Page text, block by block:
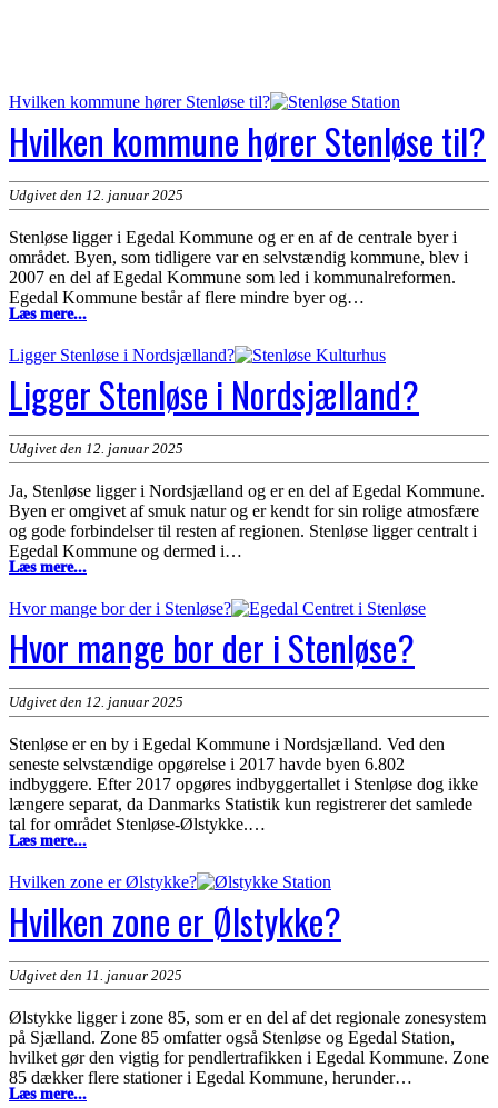
Hvilken kommune hører Stenløse til?
Hvilken kommune hører Stenløse til?
Udgivet den 12. januar 2025
Stenløse ligger i Egedal Kommune og er en af de centrale byer i
området. Byen, som tidligere var en selvstændig kommune, blev i
2007 en del af Egedal Kommune som led i kommunalreformen.
Egedal Kommune består af flere mindre byer og…
Læs mere...Hvilken
hører
Stenløse
til?
Ligger Stenløse i Nordsjælland?
Ligger Stenløse i Nordsjælland?
Udgivet den 12. januar 2025
Ja, Stenløse ligger i Nordsjælland og er en del af Egedal Kommune.
Byen er omgivet af smuk natur og er kendt for sin rolige atmosfære
og gode forbindelser til resten af regionen. Stenløse ligger centralt i
Egedal Kommune og dermed i…
Læs mere...Ligger
i
Nordsjælland?
Hvor mange bor der i Stenløse?
Hvor mange bor der i Stenløse?
Udgivet den 12. januar 2025
Stenløse er en by i Egedal Kommune i Nordsjælland. Ved den
seneste selvstændige opgørelse i 2017 havde byen 6.802
indbyggere. Efter 2017 opgøres indbyggertallet i Stenløse dog ikke
længere separat, da Danmarks Statistik kun registrerer det samlede
tal for området Stenløse-Ølstykke.…
Læs mere...Hvor
bor
der
Stenløse?
Hvilken zone er Ølstykke?
Hvilken zone er Ølstykke?
Udgivet den 11. januar 2025
Ølstykke ligger i zone 85, som er en del af det regionale zonesystem
på Sjælland. Zone 85 omfatter også Stenløse og Egedal Station,
hvilket gør den vigtig for pendlertrafikken i Egedal Kommune. Zone
85 dækker flere stationer i Egedal Kommune, herunder…
Læs mere...Hvilken